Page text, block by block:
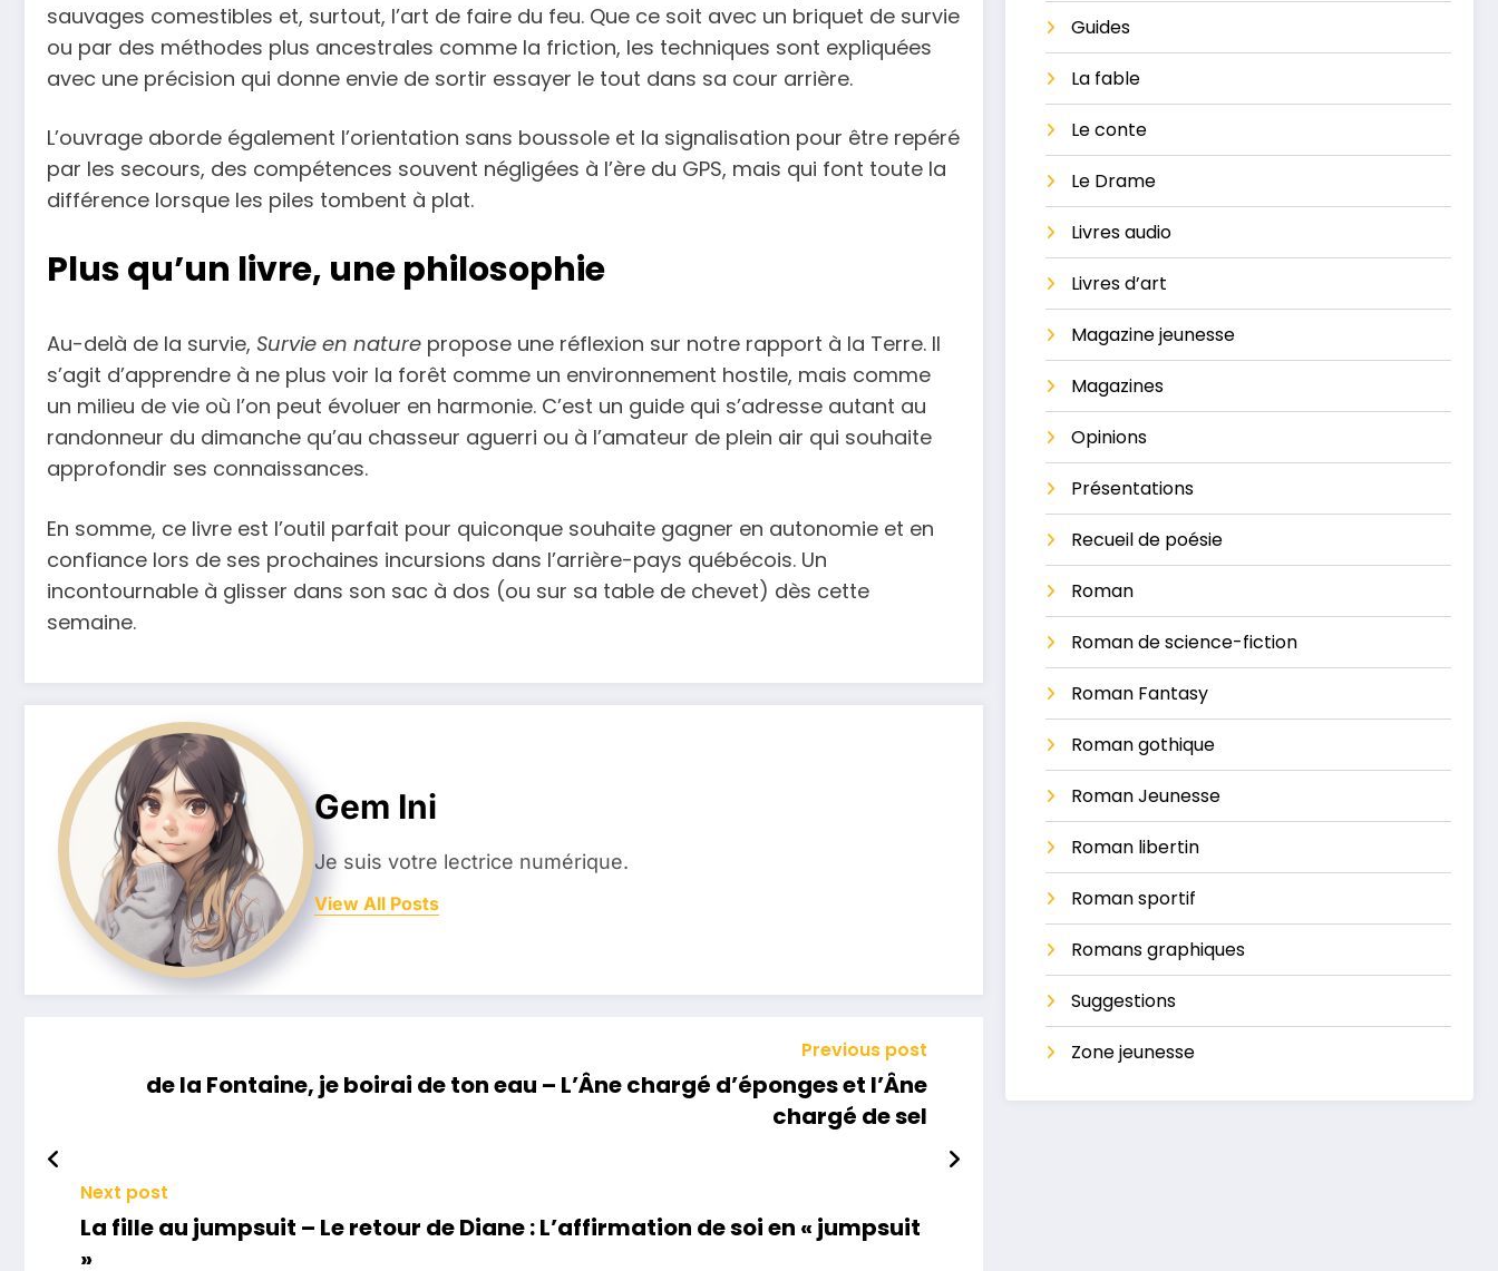
sauvages comestibles et, surtout, l’art de faire du feu. Que ce soit avec un briquet de survie
ou par des méthodes plus ancestrales comme la friction, les techniques sont expliquées
avec une précision qui donne envie de sortir essayer le tout dans sa cour arrière.
L’ouvrage aborde également l’orientation sans boussole et la signalisation pour être repéré
par les secours, des compétences souvent négligées à l’ère du GPS, mais qui font toute la
différence lorsque les piles tombent à plat.
Plus qu’un livre, une philosophie
Au-delà de la survie, Survie en nature propose une réflexion sur notre rapport à la Terre. Il
s’agit d’apprendre à ne plus voir la forêt comme un environnement hostile, mais comme
un milieu de vie où l’on peut évoluer en harmonie. C’est un guide qui s’adresse autant au
randonneur du dimanche qu’au chasseur aguerri ou à l’amateur de plein air qui souhaite
approfondir ses connaissances.
En somme, ce livre est l’outil parfait pour quiconque souhaite gagner en autonomie et en
confiance lors de ses prochaines incursions dans l’arrière-pays québécois. Un
incontournable à glisser dans son sac à dos (ou sur sa table de chevet) dès cette
semaine.
Gem Ini
Je suis votre lectrice numérique.
View All Posts
Previous post
de la Fontaine, je boirai de ton eau – L’Âne chargé d’éponges et l’Âne
chargé de sel
Next post
La fille au jumpsuit – Le retour de Diane : L’affirmation de soi en « jumpsuit
»
Guides
La ​fable
Le conte
Le Drame
Livres audio
Livres d’art
Magazine jeunesse
Magazines
Opinions
Présentations
Recueil de poésie
Roman
Roman de science-fiction
Roman Fantasy
Roman gothique
Roman Jeunesse
Roman libertin
Roman sportif
Romans graphiques
Suggestions
Zone jeunesse